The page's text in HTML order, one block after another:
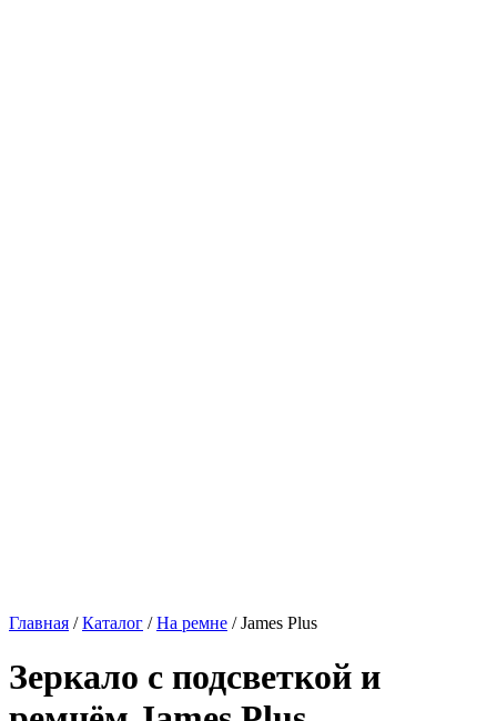
Главная /Каталог /На ремне /James Plus
Зеркало с подсветкой и